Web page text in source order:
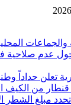
والجماعات
عدم صلاحية
تعلن حداداً
من الكيف
مبلغ الشطر